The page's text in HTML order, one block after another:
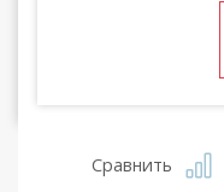
Сравнить